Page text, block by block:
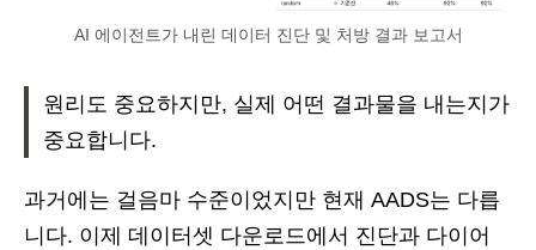
AI 에이전트가 내린 데이터 진단 및 처방 결과 보고서
원리도 중요하지만, 실제 어떤 결과물을 내는지가
중요합니다.
과거에는 걸음마 수준이었지만 현재 AADS는 다릅
니다. 이제 데이터셋 다운로드에서 진단과 다이어